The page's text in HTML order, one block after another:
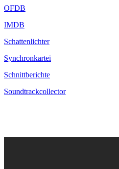
OFDB
IMDB
Schattenlichter
Synchronkartei
Schnittberichte
Soundtrackcollector